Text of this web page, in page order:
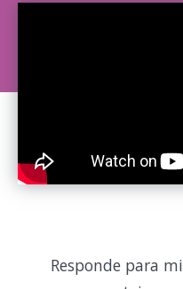
Responde para